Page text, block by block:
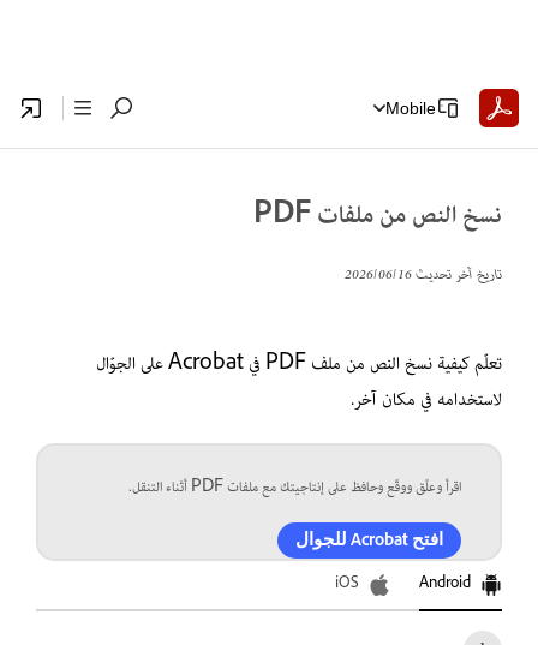
Mobile
نسخ النص من ملفات PDF
تاريخ آخر تحديث16‏/06‏/2026
تعلّم كيفية نسخ النص من ملف PDF في Acrobat على الجوّال
لاستخدامه في مكان آخر.
اقرأ وعلّق ووقّع وحافظ على إنتاجيتك مع ملفات PDF أثناء التنقل.
افتح Acrobat للجوال
Android
iOS